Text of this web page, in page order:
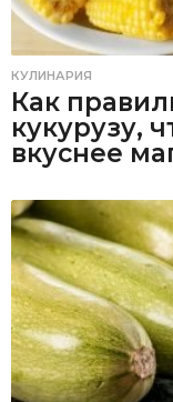
КУЛИНАРИЯ
Как
кукурузу,
вкуснее